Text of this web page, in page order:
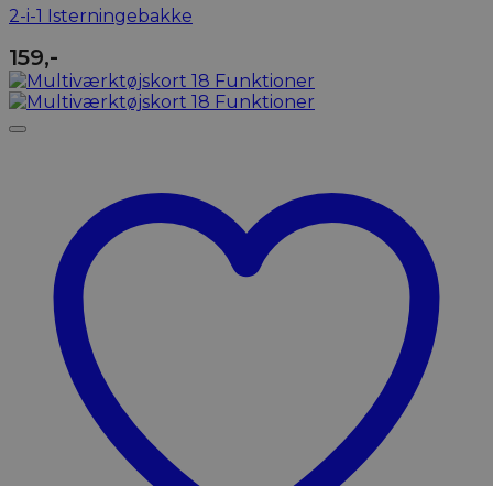
2-i-1 Isterningebakke
159,-